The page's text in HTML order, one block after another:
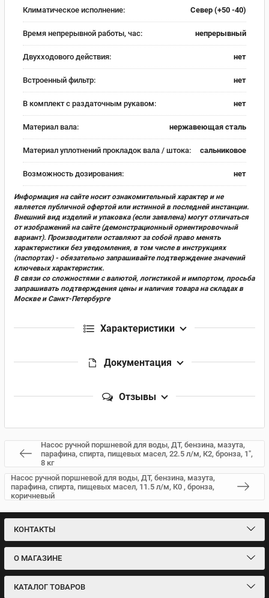
Климатическое исполнение: Север (+50 -40)
Время непрерывной работы, час: непрерывный
Двухходового действия: нет
Встроенный фильтр: нет
В комплект с раздаточным рукавом: нет
Материал вала: нержавеющая сталь
Материал уплотнений прокладок вала / штока: сальниковое
Возможность дозирования: нет
Информация на сайте носит ознакомительный характер и не
является публичной офертой или истинной в последней инстанции.
Внешний вид изделий и упаковка (если заявлена) могут отличаться
от изображений на сайте (демонстрационный ориентировочный
вариант). Производители оставляют за собой право менять
характеристики без уведомления, в том числе в инструкциях
(паспортах) - обязательно запрашивайте подтверждение значений
ключевых характеристик.
В связи со сложностями с валютой, логистикой и импортом, просьба
запрашивать подтверждения цены и наличия товара на складах в
Москве и Санкт-Петербурге
Характеристики
Документация
Отзывы
Насос ручной поршневой для воды, ДТ, бензина, мазута,
парафина, спирта, пищевых масел, 22.5 л/м, К2, бронза, 1",
8 кг
Насос ручной поршневой для воды, ДТ, бензина, мазута,
парафина, спирта, пищевых масел, 11.5 л/м, К0 , бронза,
коричневый
КОНТАКТЫ
О МАГАЗИНЕ
КАТАЛОГ ТОВАРОВ